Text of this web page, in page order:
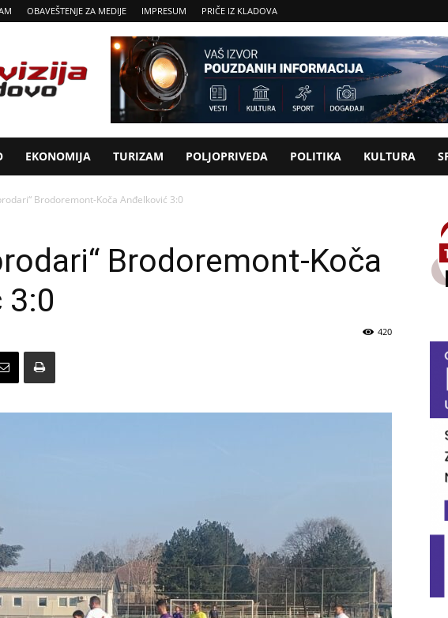
OBAVEŠTENJE ZA MEDIJE IMPRESUM PRIČE IZ KLADOVA
EKONOMIJA TURIZAM POLJOPRIVEDA POLITIKA KULTURA
Brodoremont-Koča Anđelković 3:0
Brodoremont-Koča
420